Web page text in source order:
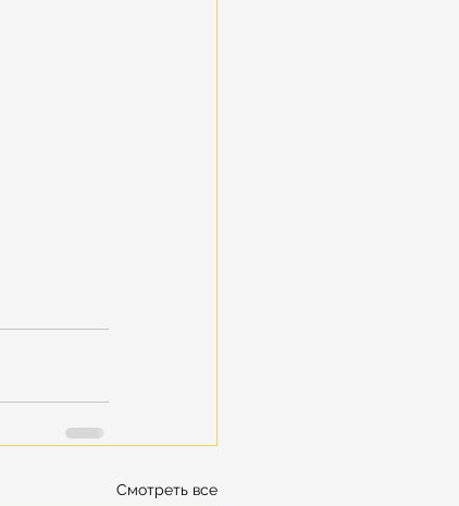
Смотреть все